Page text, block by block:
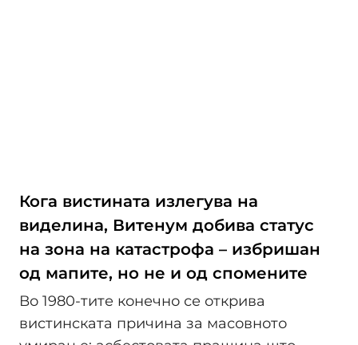
Кога вистината излегува на
виделина, Витенум добива статус
на зона на катастрофа – избришан
од мапите, но не и од спомените
Во 1980-тите конечно се открива
вистинската причина за масовното